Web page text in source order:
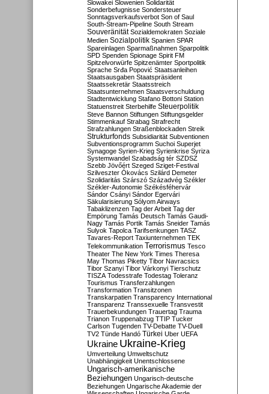
Slowakei Slowenien Solidarität
Sonderbefugnisse Sondersteuer
Sonntagsverkaufsverbot Son of Saul
South-Stream-Pipeline South Stream
Souveränität Sozialdemokraten Soziale
Medien Sozialpolitik Spanien SPAR
Spareinlagen Sparmaßnahmen Sparpolitik
SPD Spenden Spionage Spirit FM
Spitzelvorwürfe Spitzenämter Sportpolitik
Sprache Srđa Popović Staatsanleihen
Staatsausgaben Staatspräsident
Staatssekretär Staatsstreich
Staatsunternehmen Staatsverschuldung
Stadtentwicklung Stafano Bottoni Station
Statuenstreit Sterbehilfe Steuerpolitik
Steve Bannon Stiftungen Stiftungsgelder
Stimmenkauf Strabag Strafrecht
Strafzahlungen Straßenblockaden Streik
Strukturfonds Subsidiarität Subventionen
Subventionsprogramm Suchoi Superjet
Synagoge Syrien-Krieg Syrienkrise Syriza
Systemwandel Szabadság tér SZDSZ
Szebb Jövőért Szeged Sziget-Festival
Szilveszter Ókovács Szilárd Demeter
Szolidaritás Szárszó Századvég Székler
Székler-Autonomie Székésféhervár
Sándor Csányi Sándor Egervári
Säkularisierung Sólyom Airways
Tabaklizenzen Tag der Arbeit Tag der
Empörung Tamás Deutsch Tamás Gaudi-
Nagy Tamás Portik Tamás Sneider Tamás
Sulyok Tapolca Tarifsenkungen TASZ
Tavares-Report Taxiunternehmen TEK
Telekommunikation Terrorismus Tesco
Theater The New York Times Theresa
May Thomas Piketty Tibor Navracsics
Tibor Szanyi Tibor Várkonyi Tierschutz
TISZA Todesstrafe Todestag Toleranz
Tourismus Transferzahlungen
Transformation Transitzonen
Transkarpatien Transparency International
Transparenz Transsexuelle Transvestit
Trauerbekundungen Trauertag Trauma
Trianon Truppenabzug TTIP Tucker
Carlson Tugenden TV-Debatte TV-Duell
TV2 Tünde Handó Türkei Uber UEFA
Ukraine Ukraine-Krieg
Umverteilung Umweltschutz
Unabhängigkeit Unentschlossene
Ungarisch-amerikanische
Beziehungen Ungarisch-deutsche
Beziehungen Ungarische Akademie der